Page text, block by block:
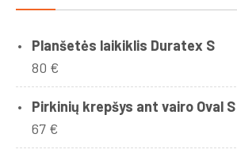
Planšetės laikiklis Duratex S
80 €
Pirkinių krepšys ant vairo Oval S
67 €